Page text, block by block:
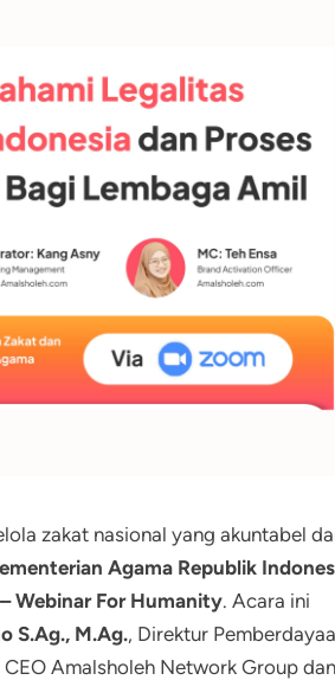
zakat nasional yang akuntabel
Agama Republik
Webinar For Humanity. Acara ini
S.Ag., M.Ag., Direktur
CEO Amalsholeh Network Group dan